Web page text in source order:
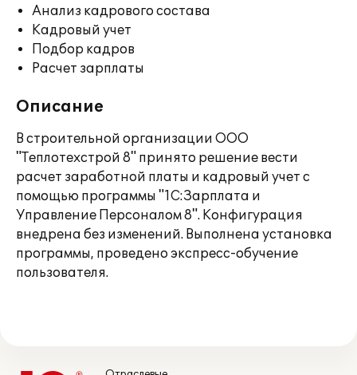
Анализ кадрового состава
Кадровый учет
Подбор кадров
Расчет зарплаты
Описание
В строительной организации ООО
"Теплотехстрой 8" принято решение вести
расчет заработной платы и кадровый учет с
помощью программы "1С:Зарплата и
Управление Персоналом 8". Конфигурация
внедрена без изменений. Выполнена установка
программы, проведено экспресс-обучение
пользователя.